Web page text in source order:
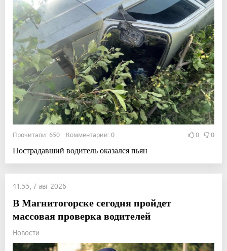
Прочитали: 650 Комментарии: 0 0 0
Пострадавший водитель оказался пьян
11:55, 7 авг 2026
В Магнитогорске сегодня пройдет
массовая проверка водителей
Новости